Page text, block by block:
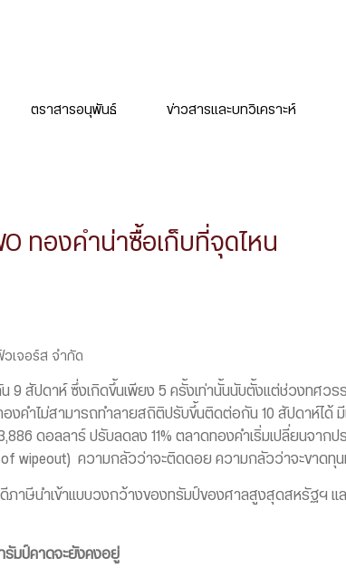
ตราสารอนุพันธ์ ข่าวสารและบทวิเคราะห์
ทองคำน่าซื้อเก็บที่จุดไหน
วเจอร์ส จำกัด
9 สัปดาห์ ซึ่งเกิดขึ้นเพียง 5 ครั้งเท่านั้นนับตั้งแต่ช่วงทศวร
องคำไม่สามารถทำลายสถิติปรับขึ้นติดต่อกัน 10 สัปดาห์ได้
ดอลลาร์ ปรับลดลง 11% ตลาดทองคำเริ่มเปลี่ยนจาก
of wipeout) ความกลัวว่าจะติดดอย ความกลัวว่าจะขาดทุ
ษีนำเข้าแบบวงกว้างของทรัมป์ของศาลสูงสุดสหรัฐฯ แล
รัมป์คาดจะยังคงอยู่